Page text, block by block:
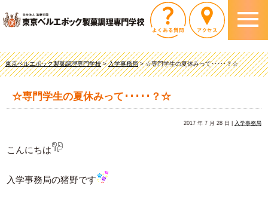
東京ベルエポック製菓調理専門学校>入学事務局>☆専門学生の夏休みって･････？☆
☆専門学生の夏休みって･････？☆
2017 年 7 月 28 日 | 入学事務局
こんにちは
入学事務局の猪野です